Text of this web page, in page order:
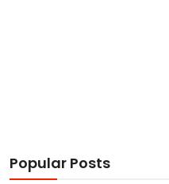
Popular Posts